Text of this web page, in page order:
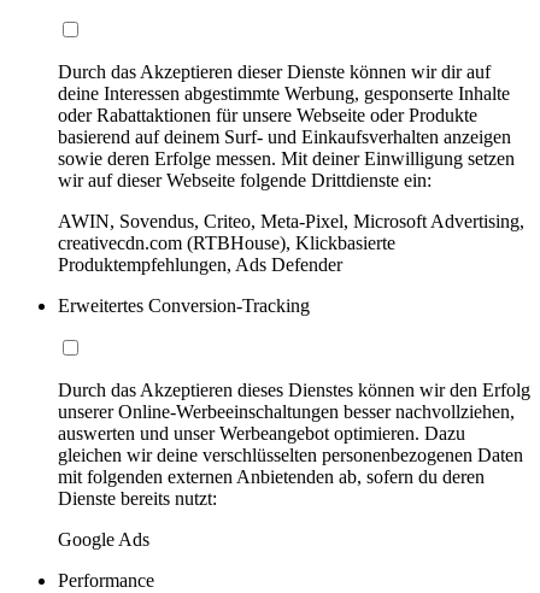
Durch das Akzeptieren dieser Dienste können wir dir auf
deine Interessen abgestimmte Werbung, gesponserte Inhalte
oder Rabattaktionen für unsere Webseite oder Produkte
basierend auf deinem Surf- und Einkaufsverhalten anzeigen
sowie deren Erfolge messen. Mit deiner Einwilligung setzen
wir auf dieser Webseite folgende Drittdienste ein:
AWIN, Sovendus, Criteo, Meta-Pixel, Microsoft Advertising,
creativecdn.com (RTBHouse), Klickbasierte
Produktempfehlungen, Ads Defender
Erweitertes Conversion-Tracking
Durch das Akzeptieren dieses Dienstes können wir den Erfolg
unserer Online-Werbeeinschaltungen besser nachvollziehen,
auswerten und unser Werbeangebot optimieren. Dazu
gleichen wir deine verschlüsselten personenbezogenen Daten
mit folgenden externen Anbietenden ab, sofern du deren
Dienste bereits nutzt:
Google Ads
Performance